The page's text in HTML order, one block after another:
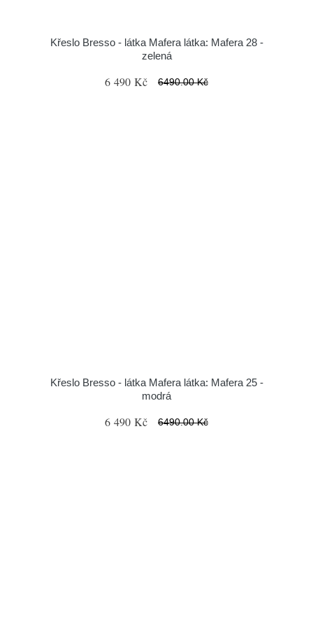
Křeslo Bresso - látka Mafera látka: Mafera 28 -
zelená
6 490 Kč 6490.00 Kč
Křeslo Bresso - látka Mafera látka: Mafera 25 -
modrá
6 490 Kč 6490.00 Kč